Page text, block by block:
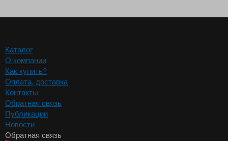
Каталог
О компании
Как купить?
Оплата, доставка
Контакты
Обратная связь
Публикации
Новости
Обратная связь